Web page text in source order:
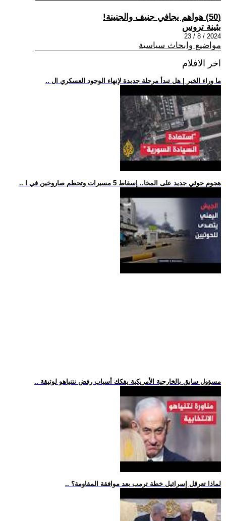
(50) هواهم يجافي جنيف والجنينة!
بثينة تروس
2024 / 8 / 23
مواضيع وابحاث سياسية
اخر الافلام
.. ما وراء الخبر | هل تبدأ مرحلة جديدة لإنهاء الوجود العسكري ال
.. هجوم حوثي جديد على المخا.. إسقاط 5 مسيرات وتحطم صاروخين في ا
.. مسؤول سابق بالخارجية الأمريكية يفكك أسباب رفض نتنياهو لوثيقة
.. لماذا تعرقل إسرائيل خطة ترمب بعد موافقة المقاومة؟